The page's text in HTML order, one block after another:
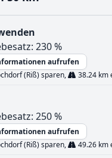
230 %
aufrufen
(Riß) sparen,
38.24 km
250 %
aufrufen
(Riß) sparen,
49.26 km